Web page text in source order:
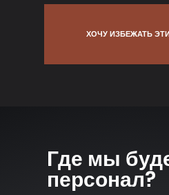
ХОЧУ ИЗБЕЖАТЬ
Где мы
персонал?